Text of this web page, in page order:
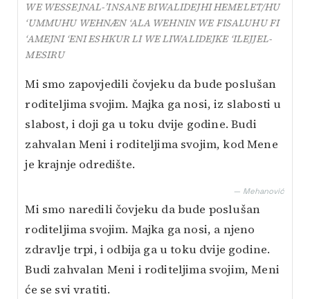
WE WESSEJNAL-’INSANE BIWALIDEJHI HEMELET/HU
‘UMMUHU WEHNÆN ‘ALA WEHNIN WE FISALUHU FI
‘AMEJNI ‘ENI ESHKUR LI WE LIWALIDEJKE ‘ILEJJEL-
MESIRU
Mi smo zapovjedili čovjeku da bude poslušan
roditeljima svojim. Majka ga nosi, iz slabosti u
slabost, i doji ga u toku dvije godine. Budi
zahvalan Meni i roditeljima svojim, kod Mene
je krajnje odredište.
— Mehanović
Mi smo naredili čovjeku da bude poslušan
roditeljima svojim. Majka ga nosi, a njeno
zdravlje trpi, i odbija ga u toku dvije godine.
Budi zahvalan Meni i roditeljima svojim, Meni
će se svi vratiti.